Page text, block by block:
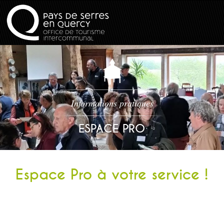
Informations pratiques
ESPACE PRO
Espace Pro à votre service !